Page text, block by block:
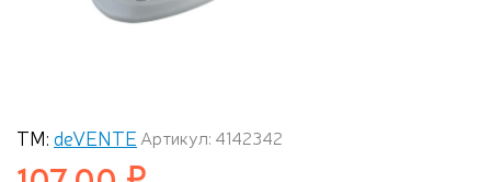
ТМ: deVENTE Артикул: 4142342